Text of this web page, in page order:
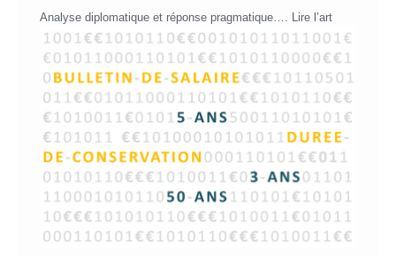
Analyse diplomatique et réponse pragmatique…. Lire l’art